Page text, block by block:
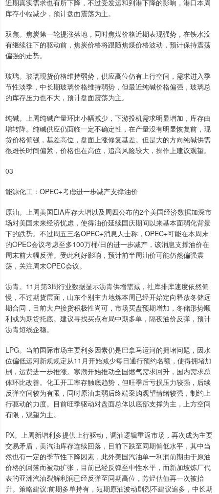
近期真实需求也有所下降，不过受发运和到港下降的影响，港口本周
库存小幅减少，预计盘面震荡为主。
双焦。焦炭第一轮提涨落地，同时焦煤价格近期表现强势，在铁水没
有继续往下的驱动前，焦炭价格将跟随焦煤价格波动，预计保持震荡
偏强的走势。
玻璃。玻璃现货价格维持弱势，供应高位仍有上行空间，需求进入季
节性淡季，中长期玻璃价格维持弱势，但最近纯碱价格偏强，玻璃总
的库存压力也不大，预计盘面震荡为主。
纯碱。上周纯碱产量环比小幅减少，下游投机需求明显增加，库存由
增转降。纯碱供应仍面临一定不确定性，在产量没有明显恢复前，现
货价格偏强，基差高位，盘面上涨修复基差。但是大的方向纯碱供需
很难长时间偏紧，价格也在高位，追高风险较大，操作上建议观望。
03
能源化工：OPEC+考虑进一步减产支撑油价
原油。上周美国EIA库存大增以及周四公布的2个美国经济数据加深市
场对美国未来经济忧虑，使得油价延续国庆期间以来基本面弱化背景
下的跌势。不过周五三名OPEC+消息人士称，OPEC+可能在本周末
的OPEC会议考虑至多100万桶/日的进一步减产，该消息支撑油价在
周末前大幅反弹。受此利好影响，预计前半周油价可能仍然偏强震
荡，关注周末OPEC会议。
沥青。11月第3周行业数据显示沥青供增需减，社库排库速度依然偏
慢，不过期货层面，山东个别主力地炼本周已经开始定向释放冬储远
期合同，目前大户接货积极性尚可，市场买盘预期增加，冬储形势顺
利或为期货托底。建议寻找买点布局中期多单，隔夜油价反弹，预计
沥青短线企稳。
LPG。当前国际市场主要利多因素仍是巴拿马运河的拥堵问题，因水
位偏低运河新规规定从11月开始减少每日通行预约名额，使得拥堵加
剧，运费进一步推涨。寒潮开始推动全国燃气需求回升，国内需求总
体环比改善。化工开工率存触底趋势，但旺季后亏损压力较强，后续
反弹空间较为有限，同时原油走弱后终端采购观望情绪较强，制约上
行驱动的力度。目前旺季驱动对盘面总体以底部支撑为主，上方空间
有限，观望为主。
PX。上周新增利多提供上行驱动，调油逻辑重返市场，再次成为主要
交易矛盾，美汽油库存连续回落，目前下跌至同期偏低水平，其中当
然也有一定的季节性下降因素，此外美国汽油单一利润前期由于原油
价格的回落而被动扩张，目前已经反弹至中性水平，而新加坡炼厂代
表的亚洲汽油裂解利润已经反弹至同期高位，芳烃估值再一次被抬
升。策略建议:前期多单持有，短期原油波动剧烈不建议追多，中长期